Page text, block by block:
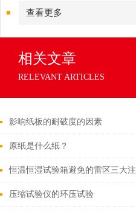
查看更多
相关文章
RELEVANT ARTICLES
影响纸板的耐破度的因素
原纸是什么纸？
恒温恒湿试验箱避免的雷区三大注
意事项
压缩试验仪的环压试验